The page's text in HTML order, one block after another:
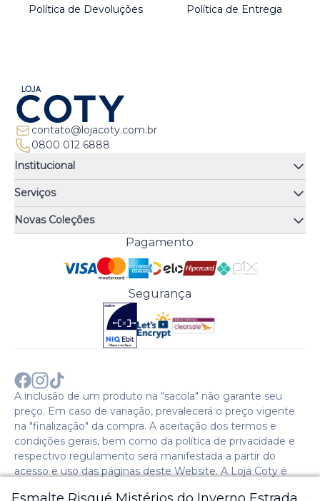
Política de Devoluções Política de Entrega
contato@lojacoty.com.br
0800 012 6888
Institucional
Quem somos
Quiz de fragrâncias
Trocas e Devoluções
Troque Fácil
Perguntas Frequentes
Política de Pagamento
Política de Entrega
Política de Privacidade
Comprar com CNPJ?
Sobre a COTY no mundo
Serviços
Atendimento
Meus Pedidos
Trabalhe Conosco
Preferências de Cookies
Novas Coleções
Cenoura & Bronze
Pagamento
Segurança
A inclusão de um produto na "sacola" não garante seu
preço. Em caso de variação, prevalecerá o preço vigente
na "finalização" da compra. A aceitação dos termos e
condições gerais, bem como da política de privacidade e
respectivo regulamento será manifestada a partir do
acesso e uso das páginas deste Website. A Loja Coty é